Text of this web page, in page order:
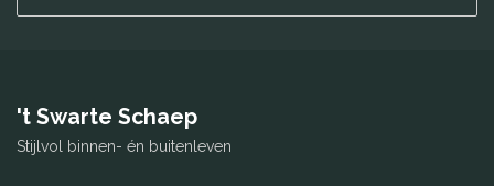
't Swarte Schaep
Stijlvol binnen- én buitenleven